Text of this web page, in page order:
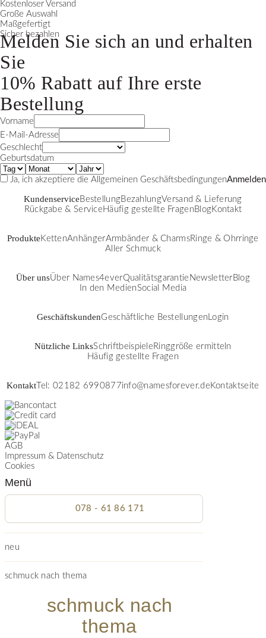
Kostenloser Versand
Große Auswahl
Maßgefertigt
Sicher bezahlen
Melden Sie sich an und erhalten
Sie
10% Rabatt auf Ihre erste
Bestellung
Vorname
E-Mail-Adresse
Geschlecht
Geburtsdatum
Ja, ich akzeptiere die Allgemeinen GeschäftsbedingungenAnmelden
Kundenservice BestellungBezahlungVersand & Lieferung
Rückgabe & Service Häufig gestellte FragenBlogKontakt
Produkte KettenAnhängerArmbänder & CharmsRinge & Ohrringe
Aller Schmuck
Über unsÜber Names4everQualitätsgarantie Newsletter Blog
In den MedienSocial Media
GeschäftskundenGeschäftliche BestellungenLogin
Nützliche LinksSchriftbeispiele Ringgröße ermitteln
Häufig gestellte Fragen
Kontakt Tel: 02182 6990877info@namesforever.de Kontaktseite
AGB
Impressum & Datenschutz
Cookies
Menü
078 - 61 86 171
neu
schmuck nach thema
schmuck nach
thema